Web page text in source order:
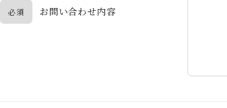
必須 お問い合わせ内容